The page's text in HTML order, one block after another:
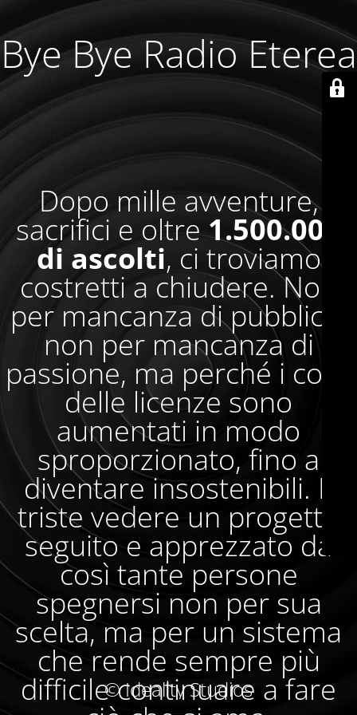
Bye Bye Radio Eterea
Dopo mille avventure,
sacrifici e oltre1.500.000
di ascolti, ci troviamo
costretti a chiudere. Non
per mancanza di pubblico,
non per mancanza di
passione, ma perché i costi
delle licenze sono
aumentati in modo
sproporzionato, fino a
diventare insostenibili. È
triste vedere un progetto
seguito e apprezzato da
così tante persone
spegnersi non per sua
scelta, ma per un sistema
che rende sempre più
difficile continuare a fare
© Ideality Studios